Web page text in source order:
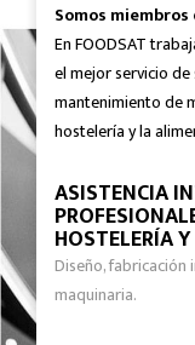
Somos miembros
En FOODSAT
el mejor servicio
mantenimiento de
hostelería y la
ASISTENCIA
HOSTELERÍA
Diseño,
maquinaria.